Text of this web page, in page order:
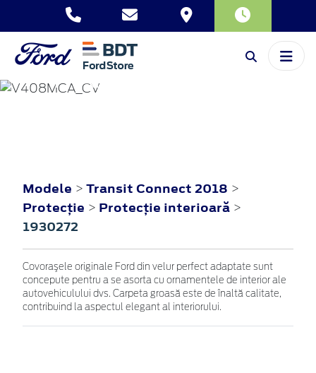
TRANSIT CONNECT
Modele > Transit Connect 2018 >
Protecţie > Protecţie interioară >
1930272
Covoraşele originale Ford din velur perfect adaptate sunt
concepute pentru a se asorta cu ornamentele de interior ale
autovehiculului dvs. Carpeta groasă este de înaltă calitate,
contribuind la aspectul elegant al interiorului.